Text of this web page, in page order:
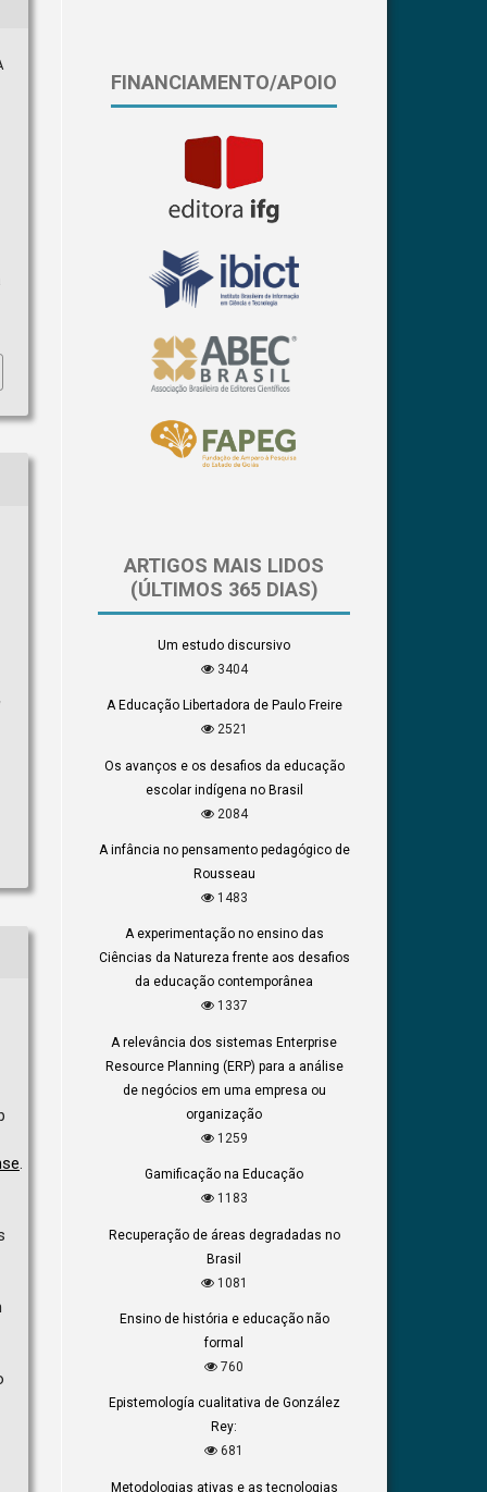
.
FINANCIAMENTO/APOIO
ARTIGOS MAIS LIDOS
(ÚLTIMOS 365 DIAS)
Um estudo discursivo
3404
A Educação Libertadora de Paulo Freire
2521
Os avanços e os desafios da educação
escolar indígena no Brasil
2084
A infância no pensamento pedagógico de
Rousseau
1483
A experimentação no ensino das
Ciências da Natureza frente aos desafios
da educação contemporânea
1337
A relevância dos sistemas Enterprise
Resource Planning (ERP) para a análise
de negócios em uma empresa ou
organização
1259
Gamificação na Educação
1183
Recuperação de áreas degradadas no
Brasil
1081
Ensino de história e educação não
formal
760
Epistemología cualitativa de González
Rey:
681
Metodologias ativas e as tecnologias